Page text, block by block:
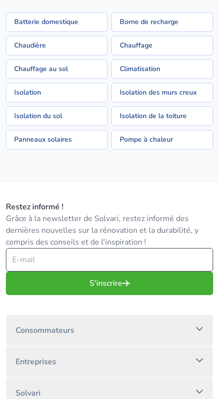
Batterie domestique Borne de recharge
Chaudière Chauffage
Chauffage au sol Climatisation
Isolation Isolation des murs creux
Isolation du sol Isolation de la toiture
Panneaux solaires Pompe à chaleur
Restez informé !
Grâce à la newsletter de Solvari, restez informé des
dernières nouvelles sur la rénovation et la durabilité, y
compris des conseils et de l'inspiration !
S'inscrire
Consommateurs
Entreprises
Solvari